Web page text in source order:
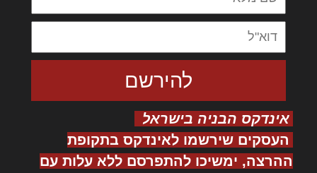
אינדקס הבניה בישראל
העסקים שירשמו לאינדקס בתקופת
ההרצה, ימשיכו להתפרסם ללא עלות עם